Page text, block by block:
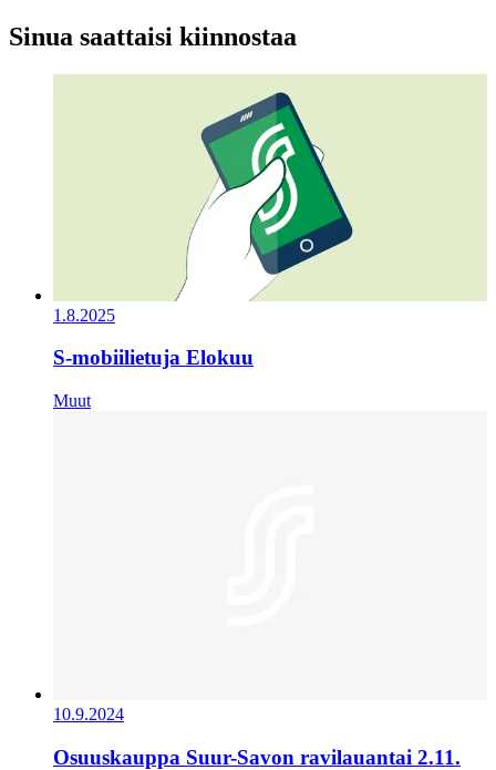
Sinua saattaisi kiinnostaa
1.8.2025
S-mobiilietuja Elokuu
Muut
10.9.2024
Osuuskauppa Suur-Savon ravilauantai 2.11.